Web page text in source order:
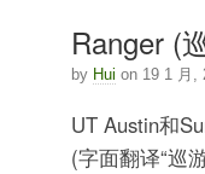
Ranger (
by Hui on 19 1 月,
UT Austin和
(字面翻译“巡